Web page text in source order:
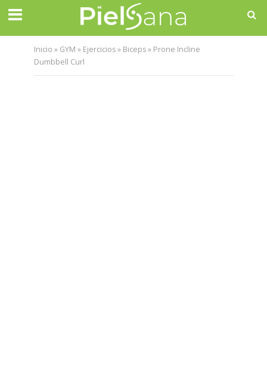
Inicio » GYM » Ejercicios» Biceps» Prone Incline
Dumbbell Curl